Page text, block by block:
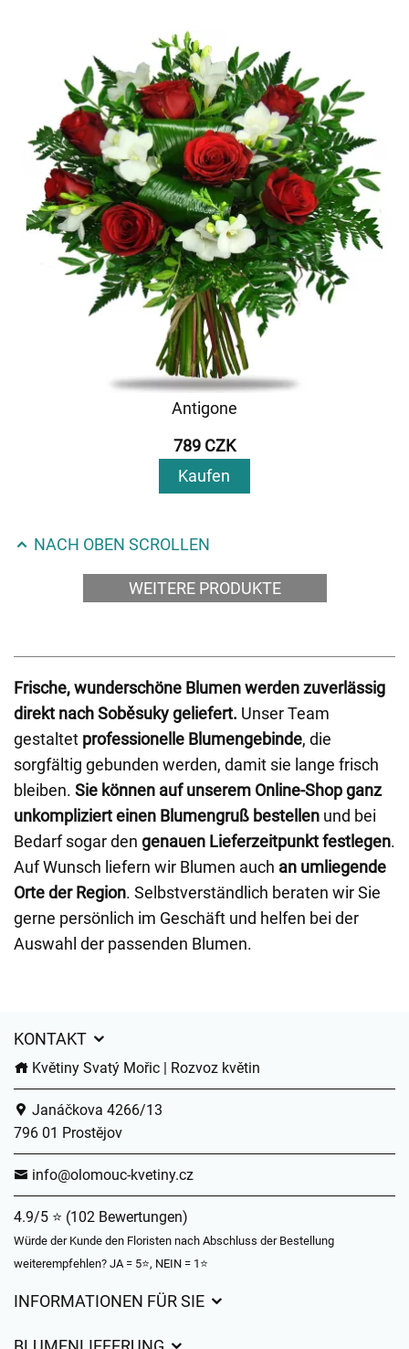
Antigone
789 CZK
Kaufen
NACH OBEN SCROLLEN
WEITERE PRODUKTE
Frische, wunderschöne Blumen werden zuverlässig
direkt nach Soběsuky geliefert. Unser Team
gestaltet professionelle Blumengebinde, die
sorgfältig gebunden werden, damit sie lange frisch
bleiben. Sie können auf unserem Online-Shop ganz
unkompliziert einen Blumengruß bestellen und bei
Bedarf sogar den genauen Lieferzeitpunkt festlegen.
Auf Wunsch liefern wir Blumen auch an umliegende
Orte der Region. Selbstverständlich beraten wir Sie
gerne persönlich im Geschäft und helfen bei der
Auswahl der passenden Blumen.
KONTAKT
Květiny Svatý Mořic | Rozvoz květin
Janáčkova 4266/13
796 01 Prostějov
info@olomouc-kvetiny.cz
4.9/5 ⭐ (102 Bewertungen)
Würde der Kunde den Floristen nach Abschluss der Bestellung
weiterempfehlen? JA = 5⭐, NEIN = 1⭐
INFORMATIONEN FÜR SIE